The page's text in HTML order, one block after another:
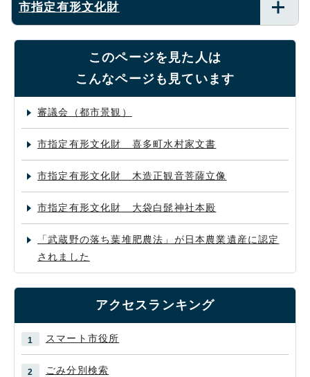
市指定有形文化財
このページを見た人は
こんなページも見ています
審議会（都市景観）
市指定有形文化財 喜多町水村家文書
市指定有形文化財 木造正観音菩薩立像
市指定有形文化財 大袋白髭神社本殿
「武蔵野の落ち葉堆肥農法」が日本農業遺産に認定
されました
アクセスランキング
スマート市役所
ごみ分別検索